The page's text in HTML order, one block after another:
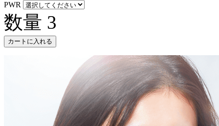
PWR
数量 3
カートに入れる